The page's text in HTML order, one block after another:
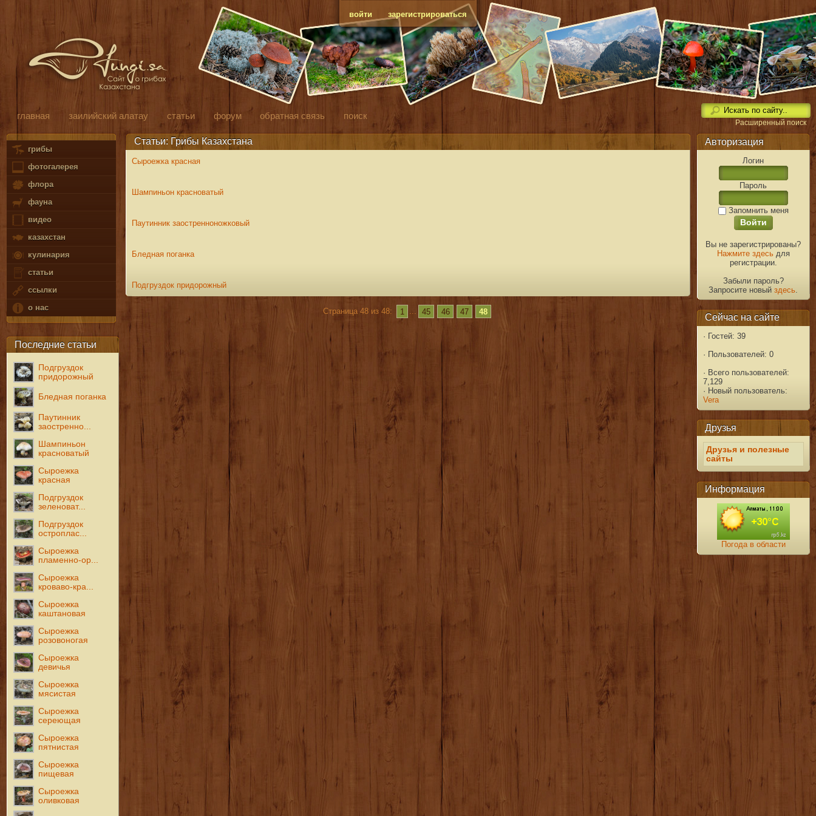
войти зарегистрироваться
главная заилийский алатау статьи форум обратная связь поиск
Расширенный поиск
грибы
фотогалерея
флора
фауна
видео
казахстан
кулинария
статьи
ссылки
о нас
Последние статьи
Подгруздок
придорожный
Бледная поганка
Паутинник
заостренно...
Шампиньон
красноватый
Сыроежка
красная
Подгруздок
зеленоват...
Подгруздок
остроплас...
Сыроежка
пламенно-ор...
Сыроежка
кроваво-кра...
Сыроежка
каштановая
Сыроежка
розовоногая
Сыроежка
девичья
Сыроежка
мясистая
Сыроежка
сереющая
Сыроежка
пятнистая
Сыроежка
пищевая
Сыроежка
оливковая
Авторизация
Логин
Пароль
Запомнить меня
Вы не зарегистрированы?
Нажмите здесьдля
регистрации.
Забыли пароль?
Запросите новыйздесь
Сейчас на сайте
· Гостей: 39
· Пользователей: 0
· Всего пользователей:
7,129
· Новый пользователь:
Vera
Друзья
Друзья и полезные
сайты
Информация
Погода в области
Статьи: Грибы Казахстана
Сыроежка красная
Шампиньон красноватый
Паутинник заостренноножковый
Бледная поганка
Подгруздок придорожный
Страница 48 из 48: 1 ... 45 46 47 48